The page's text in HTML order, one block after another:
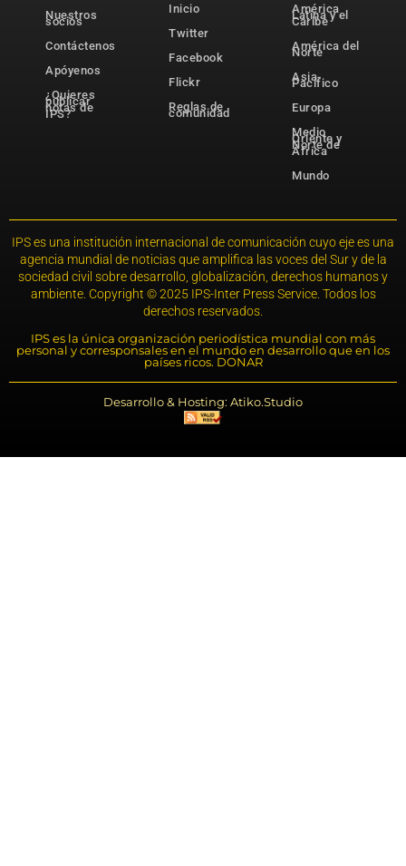
Nuestros
socios
Contáctenos
Apóyenos
¿Quieres
publicar
notas de
IPS?
Inicio
Twitter
Facebook
Flickr
Reglas de
comunidad
América
Latina y el
Caribe
América del
Norte
Asia-
Pacífico
Europa
Medio
Oriente y
Norte de
África
Mundo
IPS es una institución internacional de comunicación cuyo eje es una
agencia mundial de noticias que amplifica las voces del Sur y de la
sociedad civil sobre desarrollo, globalización, derechos humanos y
ambiente. Copyright © 2025 IPS-Inter Press Service. Todos los
derechos reservados.
IPS es la única organización periodística mundial con más
personal y corresponsales en el mundo en desarrollo que en los
países ricos. DONAR
Desarrollo & Hosting: Atiko.Studio